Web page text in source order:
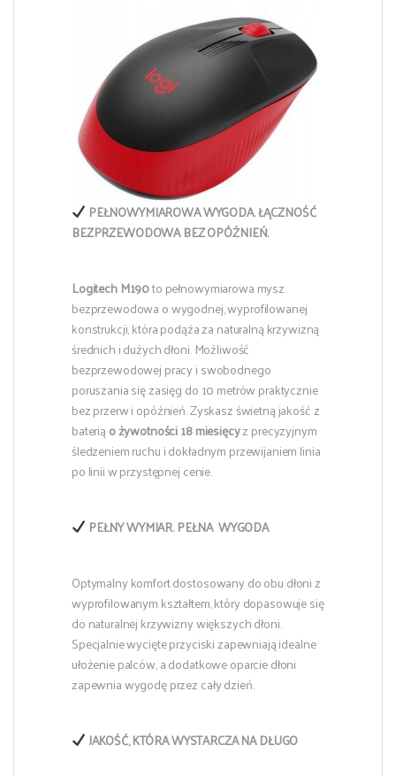
PEŁNOWYMIAROWA WYGODA. ŁĄCZNOŚĆ
BEZPRZEWODOWA BEZ OPÓŹNIEŃ.
Logitech M190to pełnowymiarowa mysz
bezprzewodowa o wygodnej, wyprofilowanej
konstrukcji, która podąża za naturalną krzywizną
średnich i dużych dłoni. Możliwość
bezprzewodowej pracy i swobodnego
poruszania się zasięg do 10 metrów praktycznie
bez przerw i opóźnień. Zyskasz świetną jakość z
baterią o żywotności 18 miesięcyz precyzyjnym
śledzeniem ruchu i dokładnym przewijaniem linia
po linii w przystępnej cenie.
PEŁNY WYMIAR. PEŁNA WYGODA
Optymalny komfort dostosowany do obu dłoni z
wyprofilowanym kształtem, który dopasowuje się
do naturalnej krzywizny większych dłoni.
Specjalnie wycięte przyciski zapewniają idealne
ułożenie palców, a dodatkowe oparcie dłoni
zapewnia wygodę przez cały dzień.
JAKOŚĆ, KTÓRA WYSTARCZA NA DŁUGO